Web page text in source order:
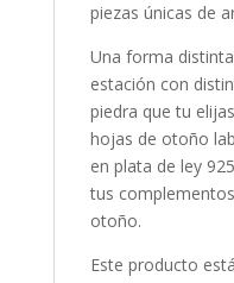
piezas únicas de
Una forma
estación con
piedra que tu
hojas de otoño
en plata de ley
tus
otoño.
Este producto